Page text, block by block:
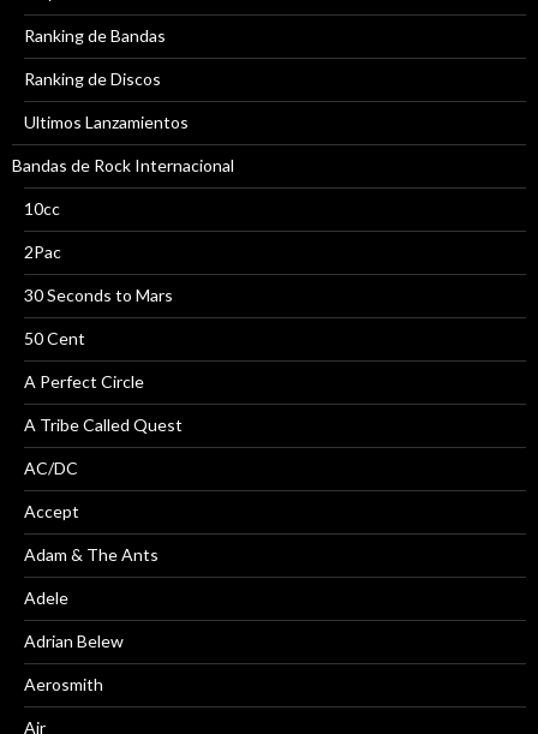
Ranking de Bandas
Ranking de Discos
Ultimos Lanzamientos
Bandas de Rock Internacional
10cc
2Pac
30 Seconds to Mars
50 Cent
A Perfect Circle
A Tribe Called Quest
AC/DC
Accept
Adam & The Ants
Adele
Adrian Belew
Aerosmith
Air